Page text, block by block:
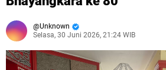
Unknown
Selasa, 30 Juni 2026, 21:24 WIB